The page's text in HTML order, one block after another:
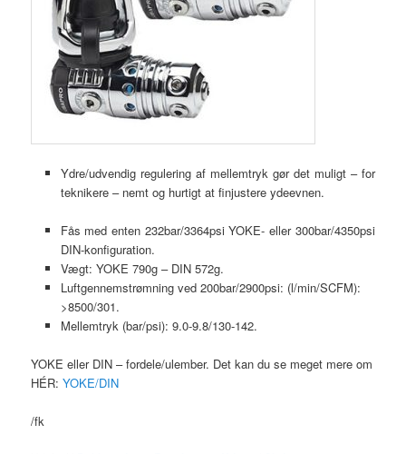
Ydre/udvendig regulering af mellemtryk gør det muligt – for
teknikere – nemt og hurtigt at finjustere ydeevnen.
Fås med enten 232bar/3364psi YOKE- eller 300bar/4350psi
DIN-konfiguration.
Vægt: YOKE 790g – DIN 572g.
Luftgennemstrømning ved 200bar/2900psi: (l/min/SCFM):
>8500/301.
Mellemtryk (bar/psi): 9.0-9.8/130-142.
YOKE eller DIN – fordele/ulember. Det kan du se meget mere om
HÉR:YOKE/DIN
/fk